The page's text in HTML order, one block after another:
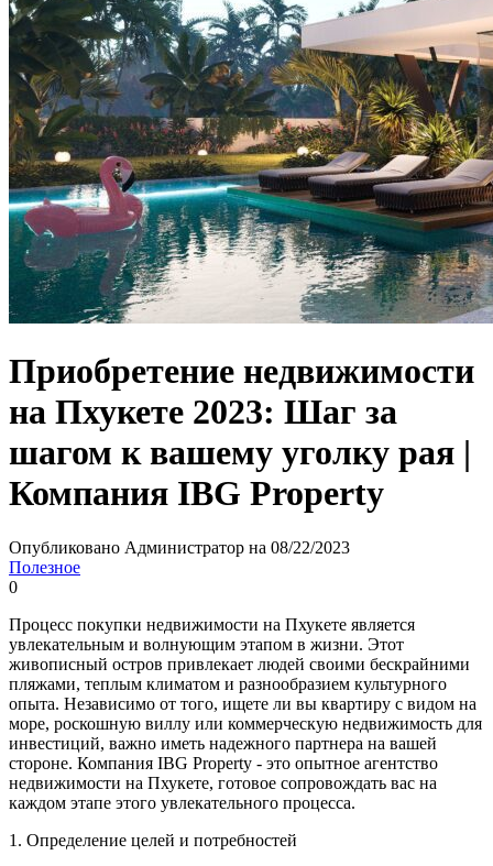
Приобретение недвижимости
на Пхукете 2023: Шаг за
шагом к вашему уголку рая |
Компания IBG Property
Опубликовано Администратор на 08/22/2023
Полезное
0
Процесс покупки недвижимости на Пхукете является
увлекательным и волнующим этапом в жизни. Этот
живописный остров привлекает людей своими бескрайними
пляжами, теплым климатом и разнообразием культурного
опыта. Независимо от того, ищете ли вы квартиру с видом на
море, роскошную виллу или коммерческую недвижимость для
инвестиций, важно иметь надежного партнера на вашей
стороне. Компания IBG Property - это опытное агентство
недвижимости на Пхукете, готовое сопровождать вас на
каждом этапе этого увлекательного процесса.
1. Определение целей и потребностей